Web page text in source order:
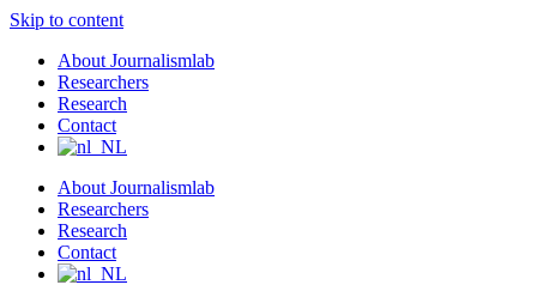
Skip to content
About Journalismlab
Researchers
Research
Contact
About Journalismlab
Researchers
Research
Contact